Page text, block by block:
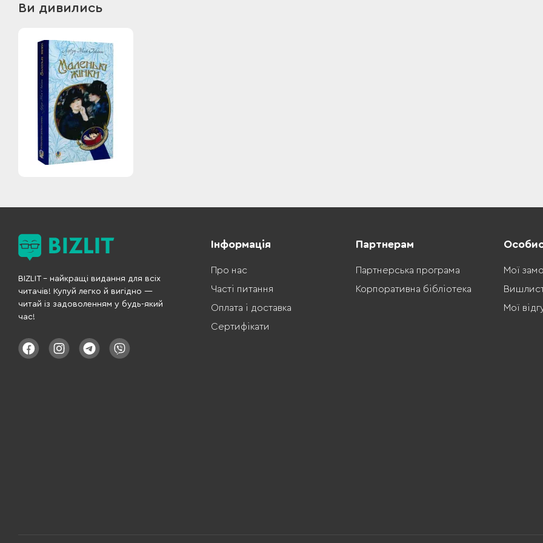
Ви дивились
BIZLIT – найкращі видання для всіх
читачів! Купуй легко й вигідно —
читай із задоволенням у будь-який
час!
Інформація
Про нас
Часті питання
Оплата і доставка
Сертифікати
Партнерам
Партнерська програма
Корпоративна бібліотека
Мої
Мої